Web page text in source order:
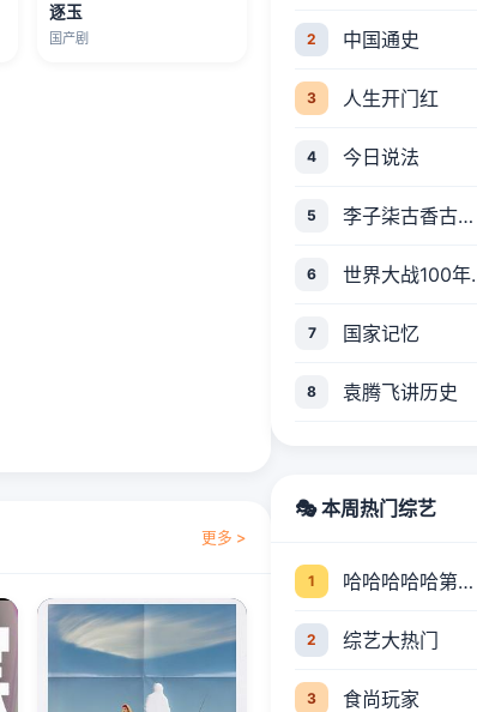
逐玉
国产剧
更多 >
2 中国通史
3 人生开门红
4 今日说法
5 李子柒古香古食全集
6 世界
7 国家记忆
8 袁腾飞讲历史
🎭 本周热门综艺
1 哈哈哈哈哈第五季
2 综艺大热门
3 食尚玩家